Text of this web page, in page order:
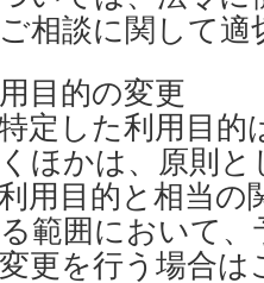
相談に関して
目的の変更
定した利用目的
ほかは、原則
用目的と相当の
範囲において、
更を行う場合